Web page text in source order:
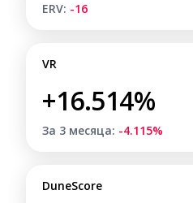
ERV: -16
VR
+16.514%
За 3 месяца: -4.115%
DuneScore